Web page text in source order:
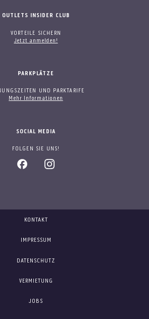
OUTLETS INSIDER CLUB
VORTEILE SICHERN
Jetzt anmelden!
PARKPLÄTZE
UND PARKTARIFE
Mehr Informationen
SOCIAL MEDIA
FOLGEN SIE UNS!
KONTAKT
IMPRESSUM
DATENSCHUTZ
VERMIETUNG
JOBS